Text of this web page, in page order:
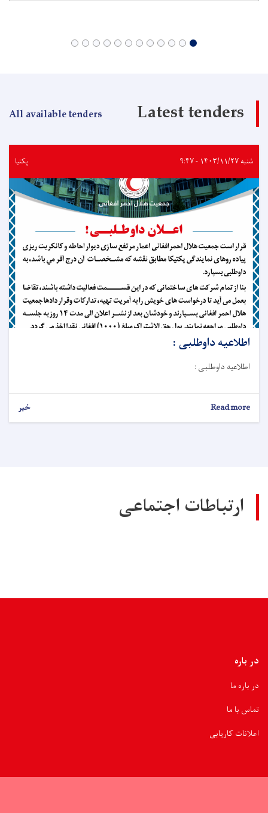
Latest tenders
All available tenders
شنبه ۱۴۰۳/۱۱/۲۷ - ۹:۴۷ پکتیا
اطلاعیه داوطلبی :
اطلاعیه داوطلبی :
Read more
اطلاعیه
خبر
ارتباطات اجتماعی
در باره
در باره ما
تماس با ما
اعلانات کاریابی